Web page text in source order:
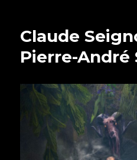
Claude
Pierre-André